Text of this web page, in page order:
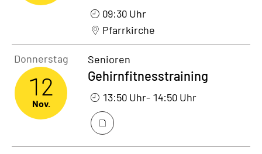
09:30 Uhr
Pfarrkirche
Donnerstag
12
Nov.
Gehirnfitnesstraining
Senioren
13:50 Uhr- 14:50 Uhr